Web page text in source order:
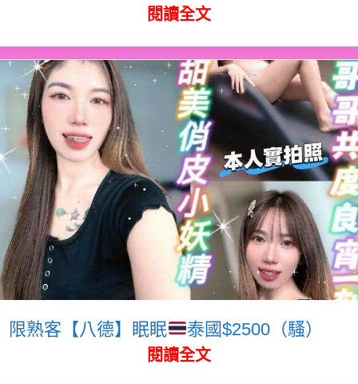
閱讀全文
限熟客【八德】眠眠 泰國$2500（騷）
閱讀全文